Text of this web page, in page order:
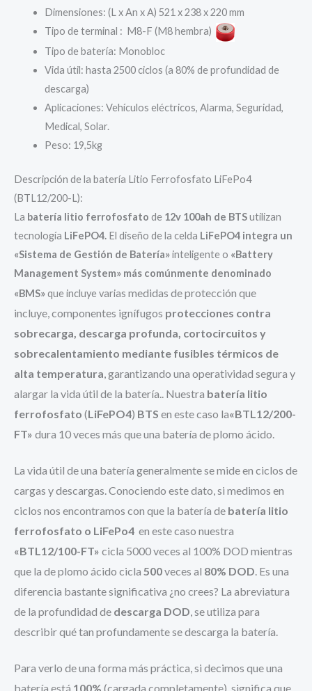
Dimensiones: (L x An x A) 521 x 238 x 220 mm
Tipo de terminal : M8-F (M8 hembra)
Tipo de batería: Monobloc
Vida útil: hasta 2500 ciclos (a 80% de profundidad de
descarga)
Aplicaciones: Vehículos eléctricos, Alarma, Seguridad,
Medical, Solar.
Peso: 19,5kg
Descripción de la batería Litio Ferrofosfato LiFePo4
(BTL12/200-L):
La batería litio ferrofosfato de 12v 100ah de BTSutilizan
tecnología LiFePO4. El diseño de la celda LiFePO4 integra un
«Sistema de Gestión de Batería»inteligente o «Battery
Management System» más comúnmente denominado
«BMS»que incluye varias medidas de protección que
incluye, componentes ignífugos protecciones contra
sobrecarga, descarga profunda, cortocircuitos y
sobrecalentamiento mediante fusibles térmicos de
alta temperatura , garantizando una operatividad segura y
alargar la vida útil de la batería.. Nuestra batería litio
ferrofosfato (LiFePO4) BTS en este caso la«BTL12/200-
FT» dura 10 veces más que una batería de plomo ácido.
La vida útil de una batería generalmente se mide en ciclos de
cargas y descargas.Conociendo este dato, si medimos en
ciclos nos encontramos con que la batería de batería litio
ferrofosfato o LiFePo4 en este caso nuestra
«BTL12/100-FT» cicla 5000 veces al 100% DOD mientras
que la de plomo ácido cicla 500veces al 80% DOD. Es una
diferencia bastante significativa ¿no crees? La abreviatura
de la profundidad de descarga DOD, se utiliza para
describir qué tan profundamente se descarga la batería.
Para verlo de una forma más práctica, si decimos que una
batería está 100% (cargada completamente), significa que